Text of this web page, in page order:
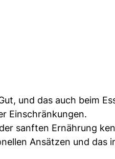
und das auch beim
Einschränkungen.
sanften Ernährung
Ansätzen und das